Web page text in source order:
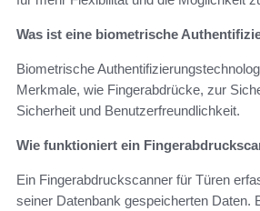
Was ist eine biometrische
Biometrische
Merkmale, wie Fingerabdrücke, zur
Sicherheit und Benutzerfreundlichkeit.
Wie funktioniert ein
Ein Fingerabdruckscanner für Türen
seiner Datenbank gespeicherten Daten.